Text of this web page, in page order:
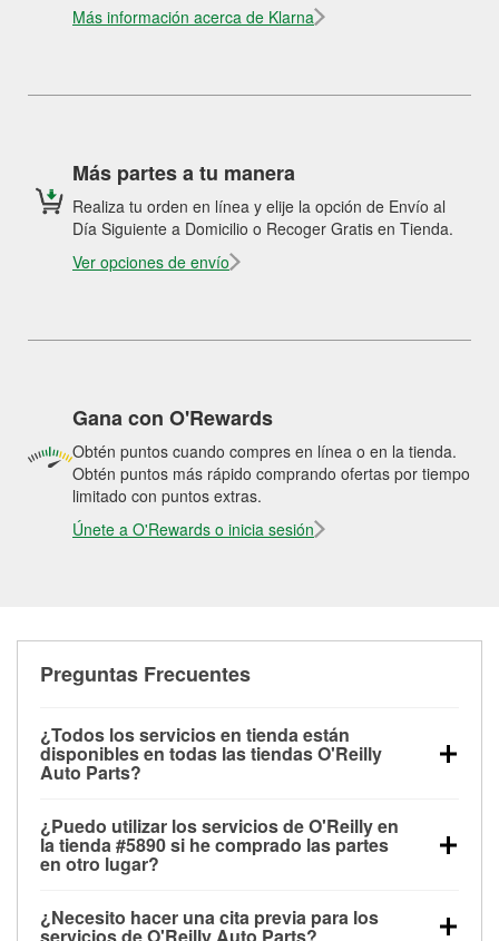
Más información acerca de Klarna
Más partes a tu manera
Realiza tu orden en línea y elije la opción de Envío al
Día Siguiente a Domicilio o Recoger Gratis en Tienda.
Ver opciones de envío
Gana con O'Rewards
Obtén puntos cuando compres en línea o en la tienda.
Obtén puntos más rápido comprando ofertas por tiempo
limitado con puntos extras.
Únete a O'Rewards o inicia sesión
Preguntas Frecuentes
¿Todos los servicios en tienda están
disponibles en todas las tiendas O'Reilly
Auto Parts?
las pruebas de batería, pruebas de alternador y
motor de arranque, revisión de la luz “Check Engine”
con O'Reilly VeriScan® e instalación de
limpiaparabrisas o bombillas, están disponibles en
todas las tiendas O'Reilly Auto Parts. La tienda
¿Puedo utilizar los servicios de O'Reilly en
la tienda #5890 si he comprado las partes
en otro lugar?
de O'Reilly Auto Parts que estén disponibles en la
¿Necesito hacer una cita previa para los